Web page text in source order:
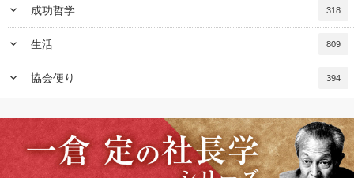
keyboard_arrow_down 成功哲学 318
keyboard_arrow_down 生活 809
keyboard_arrow_down 協会便り 394